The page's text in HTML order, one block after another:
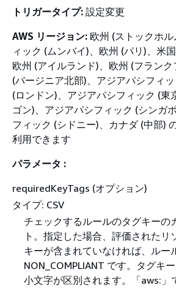
トリガータイプ: 設定変更
AWS リージョン: 欧州 (ストックホ
ィック (ムンバイ)、欧州 (パリ)、米
欧州 (アイルランド)、欧州 (フラン
(バージニア北部)、アジアパシフィ
(ロンドン)、アジアパシフィック (東
ゴン)、アジアパシフィック (シンガ
フィック (シドニー)、カナダ (中部)
利用できます
パラメータ :
requiredKeyTags (オプション)
タイプ: CSV
チェックするルールのタグキーの
ト。指定した場合、評価されたリ
キーが含まれていなければ、ルー
NON_COMPLIANT です。タグキ
小文字が区別されます。「aws:」